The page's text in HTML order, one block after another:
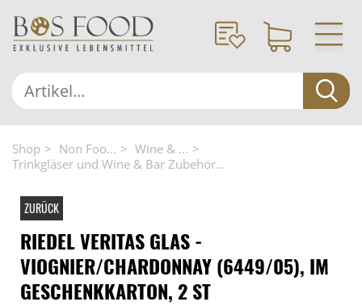
Shop Non Foo...
Wine & ...
Trinkgläser und Wine & Bar Zubehör...
ZURÜCK
RIEDEL VERITAS GLAS -
VIOGNIER/CHARDONNAY (6449/05), IM
GESCHENKKARTON, 2 ST